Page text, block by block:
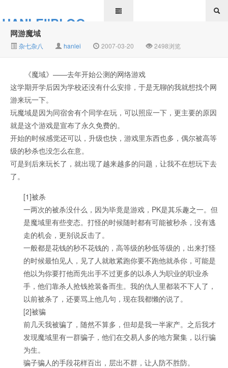
HANLEI'BLOG
网游魔域
杂七杂八 hanlei 2007-03-20 2498浏览
《魔域》——去年开始公测的网络游戏
这学期开学后因为学校还没有什么安排，于是无聊的我就想找个网
游来玩一下。
玩魔域是因为同宿舍有个同学在玩，可以照应一下，更主要的原因
就是这个游戏是宣布了永久免费的。
开始的时候感觉还可以，升级也快，游戏里东西也多，偶尔被高等
级的秒杀也没怎么在意。
可是到后来玩长了，就出现了越来越多的问题，让我不在想玩下去
了。
[1]被杀
一两次的被杀没什么，因为毕竟是游戏，PK是其乐趣之一。但
是魔域里有些变态。打怪的时候随时都有可能被秒杀，没有逃
走的机会，更别说反击了。
一般都是花钱的秒不花钱的，高等级的秒低等级的，出来打怪
的时候最怕见人，见了人就敢紧跑你要不跑他就杀你，可能是
他以为你要打他而先出手不过更多的以杀人为职业的职业杀
手，他们靠杀人抢钱抢装备而生。我的仇人里都装不下人了，
以前被杀了，还要骂上他几句，现在我都懒的说了。
[2]被骗
前几天我被骗了，随然不算多，但却是我一半家产。之后我才
发现魔域里有一群骗子，他们在交易人多的地方聚集，以行骗
为生。
骗子骗人的手段花样百出，层出不群，让人防不胜防。